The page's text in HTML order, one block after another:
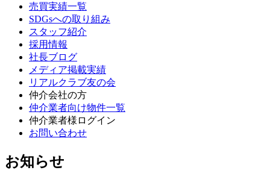
売買実績一覧
SDGsへの取り組み
スタッフ紹介
採用情報
社長ブログ
メディア掲載実績
リアルクラブ友の会
仲介会社の方
仲介業者向け物件一覧
仲介業者様ログイン
お問い合わせ
お知らせ